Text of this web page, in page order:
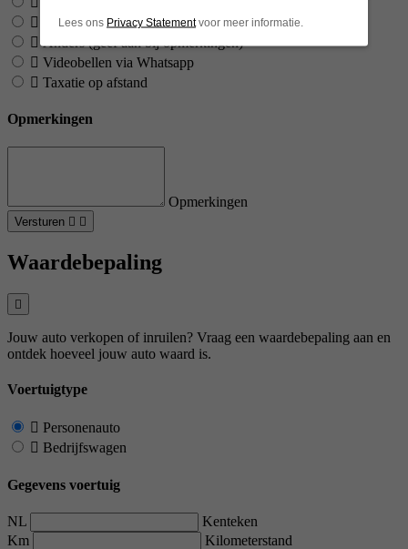
Online videogesprek via Google Meet
Anders (geef aan bij opmerkingen)
Videobellen via Whatsapp
Taxatie op afstand
Opmerkingen
Opmerkingen
Versturen
Waardebepaling
Jouw auto verkopen of inruilen? Vraag een waardebepaling aan en
ontdek hoeveel jouw auto waard is.
Voertuigtype
Personenauto
Bedrijfswagen
Gegevens voertuig
NL
Kenteken
Km
Kilometerstand
Lees ons Privacy Statementvoor meer informatie.